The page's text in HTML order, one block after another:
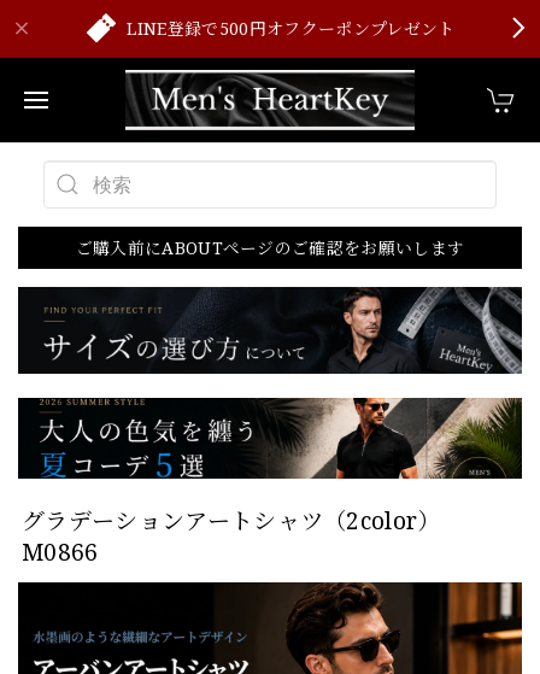
LINE登録で500円オフクーポンプレゼント
ご購入前にABOUTページのご確認をお願いします
グラデーションアートシャツ（2color）
M0866